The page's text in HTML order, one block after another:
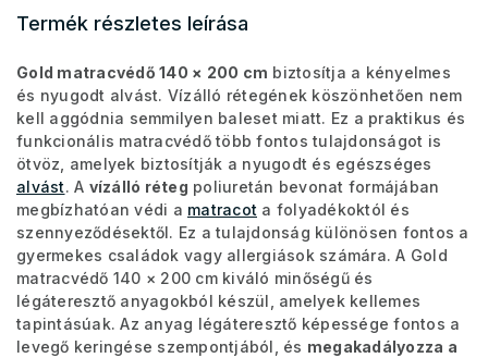
Termék részletes leírása
Gold matracvédő 140 × 200 cm biztosítja a kényelmes
és nyugodt alvást. Vízálló rétegének köszönhetően nem
kell aggódnia semmilyen baleset miatt. Ez a praktikus és
funkcionális matracvédő több fontos tulajdonságot is
ötvöz, amelyek biztosítják a nyugodt és egészséges
alvást. A vízálló réteg poliuretán bevonat formájában
megbízhatóan védi a matracot a folyadékoktól és
szennyeződésektől. Ez a tulajdonság különösen fontos a
gyermekes családok vagy allergiások számára. A Gold
matracvédő 140 × 200 cm kiváló minőségű és
légáteresztő anyagokból készül, amelyek kellemes
tapintásúak. Az anyag légáteresztő képessége fontos a
levegő keringése szempontjából, és megakadályozza a